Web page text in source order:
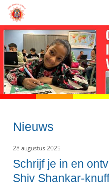
Nieuws
28 augustus 2025
Schrijf je in en
Shiv Shankar-